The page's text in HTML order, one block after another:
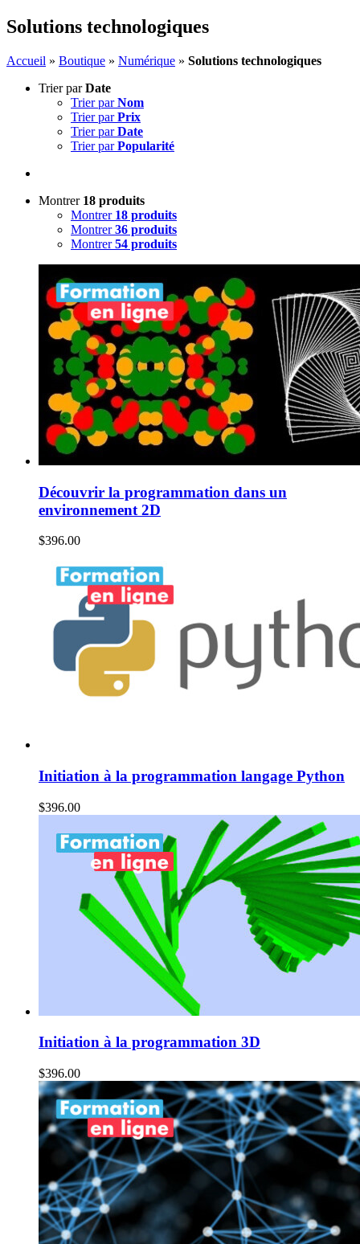
Solutions technologiques
Accueil » Boutique » Numérique » Solutions technologiques
Trier parDate
Trier parNom
Trier parPrix
Trier parDate
Trier parPopularité
Montrer 18 produits
Montrer 18 produits
Montrer36 produits
Montrer54 produits
Découvrir la programmation dans un
environnement 2D
$396.00
Initiation à la programmation langage Python
$396.00
Initiation à la programmation 3D
$396.00